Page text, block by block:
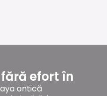
efort în
antică